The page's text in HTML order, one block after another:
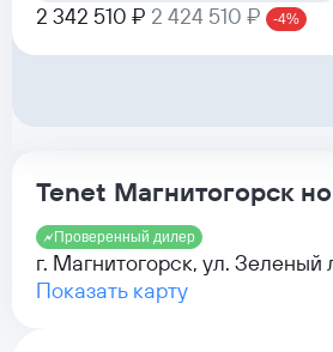
2 342 510 ₽ 2 424 510 ₽ -4%
Tenet Магнитогорск
Проверенный дилер
г. Магнитогорск, ул. Зеленый
Показать карту